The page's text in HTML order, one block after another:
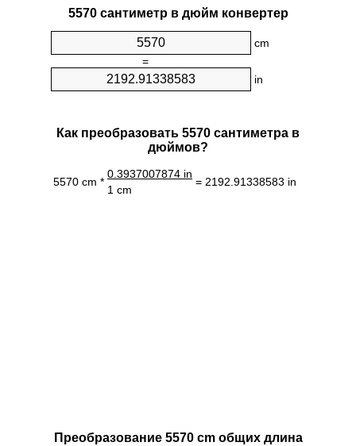
5570 сантиметр в дюйм конвертер
cm
=
in
Как преобразовать 5570 сантиметра в
дюймов?
5570 cm *
0.3937007874 in
= 2192.91338583 in
1 cm
Преобразование 5570 cm общих длина